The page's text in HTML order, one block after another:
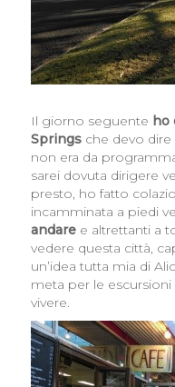
Il giorno seguente ho
Springsche devo dire
non era da
sarei dovuta dirigere
presto, ho fatto
incamminata a piedi
andaree altrettanti a
vedere questa città,
un’idea tutta mia di
meta per le
vivere.